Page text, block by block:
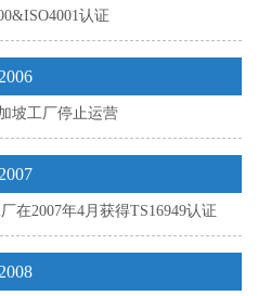
认证
2006
坡工厂停止运营
2007
在2007年4月获得TS16949认证
2008